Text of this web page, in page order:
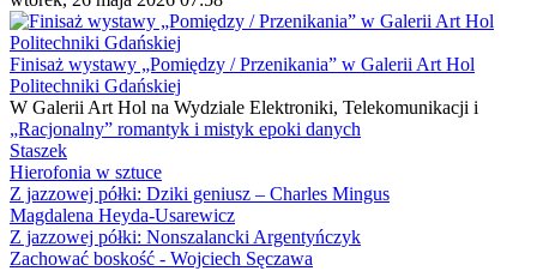
Finisaż wystawy „Pomiędzy / Przenikania” w Galerii Art Hol
Politechniki Gdańskiej
W Galerii Art Hol na Wydziale Elektroniki, Telekomunikacji i
„Racjonalny” romantyk i mistyk epoki danych
Staszek
Hierofonia w sztuce
Z jazzowej półki: Dziki geniusz – Charles Mingus
Magdalena Heyda-Usarewicz
Z jazzowej półki: Nonszalancki Argentyńczyk
Zachować boskość - Wojciech Sęczawa